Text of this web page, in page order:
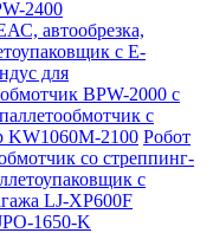
2400
автообрезка,
с Е-
для
BPW-2000 с
с
KW1060M-2100 Робот
со стреппинг-
с
LJ-XP600F
1650-K